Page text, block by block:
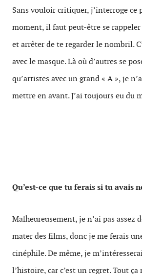
Sans vouloir critiquer, j’interroge ce
moment, il faut peut-être se
et arrêter de te regarder le nombril.
avec le masque. Là où d’autres se
qu’artistes avec un grand « A », je
mettre en avant. J’ai toujours eu du
Qu’est-ce que tu ferais si tu avais
Malheureusement, je n’ai pas assez
mater des films, donc je me ferais
cinéphile. De même, je
l’histoire, car c’est un regret. Tout